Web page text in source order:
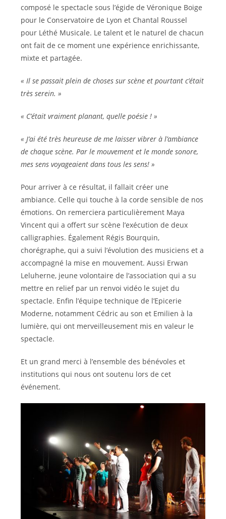
composé le spectacle sous l’égide de Véronique Boige
pour le Conservatoire de Lyon et Chantal Roussel
pour Léthé Musicale. Le talent et le naturel de chacun
ont fait de ce moment une expérience enrichissante,
mixte et partagée.
« Il se passait plein de choses sur scène et pourtant c’était
très serein. »
« C’était vraiment planant, quelle poésie ! »
« J’ai été très heureuse de me laisser vibrer à l’ambiance
de chaque scène. Par le mouvement et le monde sonore,
mes sens voyageaient dans tous les sens! »
Pour arriver à ce résultat, il fallait créer une
ambiance. Celle qui touche à la corde sensible de nos
émotions. On remerciera particulièrement Maya
Vincent qui a offert sur scène l’exécution de deux
calligraphies. Également Régis Bourquin,
chorégraphe, qui a suivi l’évolution des musiciens et a
accompagné la mise en mouvement. Aussi Erwan
Leluherne, jeune volontaire de l’association qui a su
mettre en relief par un renvoi vidéo le sujet du
spectacle. Enfin l’équipe technique de l’Epicerie
Moderne, notamment Cédric au son et Emilien à la
lumière, qui ont merveilleusement mis en valeur le
spectacle.
Et un grand merci à l’ensemble des bénévoles et
institutions qui nous ont soutenu lors de cet
événement.